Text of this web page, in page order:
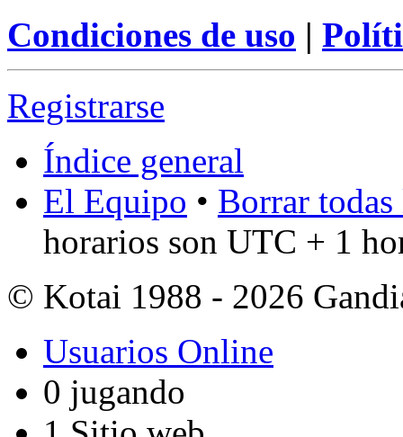
Condiciones de uso |
Registrarse
Índice general
El Equipo • Borrar
horarios son UTC + 1
© Kotai 1988 - 2026
Usuarios Online
0 jugando